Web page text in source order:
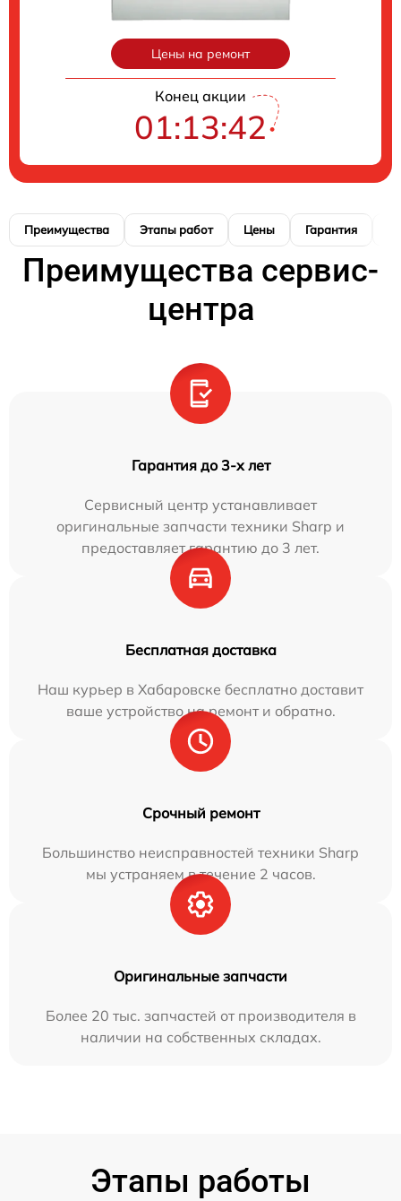
Цены на ремонт
Конец акции
01:13:41
Преимущества Этапы работ Цены Гарантия
Преимущества сервис-
центра
Гарантия до 3-х лет
Сервисный центр устанавливает
оригинальные запчасти техники Sharp и
предоставляет гарантию до 3 лет.
Бесплатная доставка
Наш курьер в Хабаровске бесплатно доставит
ваше устройство на ремонт и обратно.
Срочный ремонт
Большинство неисправностей техники Sharp
мы устраняем в течение 2 часов.
Оригинальные запчасти
Более 20 тыс. запчастей от производителя в
наличии на собственных складах.
Этапы работы